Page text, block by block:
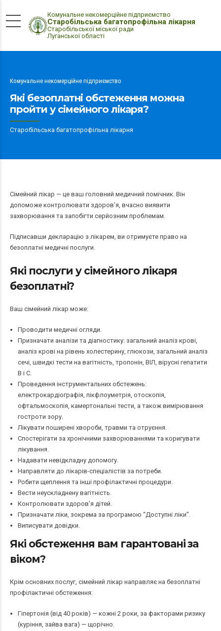
Комунальне некомерційне підприємство
Старобільська багатопрофільна лікарня
Старобільської міської ради
Луганської області
Комунальне некомерційне підприємство
Які безоплатні обстеження можна
пройти у сімейного лікаря?
Старобільська багатопрофільна лікарня
Сімейний лікар — це ваш головний медичний помічник. Він
допоможе контролювати здоров’я, вчасно виявити
захворювання та запобігти серйозним проблемам.
Підписавши декларацію з лікарем, ви отримуєте право на
безоплатні медичні послуги.
Які послуги у сімейного лікаря
безоплатні?
Ваш сімейний лікар може:
Проводити медичні огляди.
Призначати аналізи та діагностику: загальний аналіз крові,
аналіз крові на рівень холестерину, глюкози, загальний аналіз
сечі, швидкі тести на вагітність, тропонін, ВІЛ, вірусні гепатити
В і С.
Проведення інструментальних обстежень:
електрокардіографія, пікфлоуметрія, отоскопія,
офтальмоскопія, камертональні тести, а також вимірювання
гостроти зору.
Лікувати поширені хвороби, травми та отруєння.
Спостерігати за хронічними захворюваннями та коригувати
лікування.
Надавати невідкладну допомогу.
Направляти до лікарів-спеціалістів за потреби.
Робити щеплення та інші профілактичні процедури.
Вести неускладнену вагітність.
Контролювати здоров’я дітей.
Призначати ліки, зокрема за програмою “Доступні ліки”.
Виписувати довідки.
Які обстеження вам гарантовані за
віком?
Крім основних послуг, сімейний лікар направляє на безоплатні
профілактичні обстеження:
Гіпертонія (від 40 років) — кожні 2 роки, за факторами ризику
(куріння, зайва вага) — щорічно.